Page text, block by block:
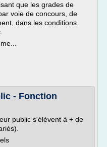
que les grades de
voie de concours, de
dans les conditions
- Fonction
public s'élèvent à + de